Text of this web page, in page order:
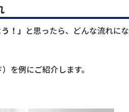
！」 と思ったら、どんな流れにな
を例にご紹介します。